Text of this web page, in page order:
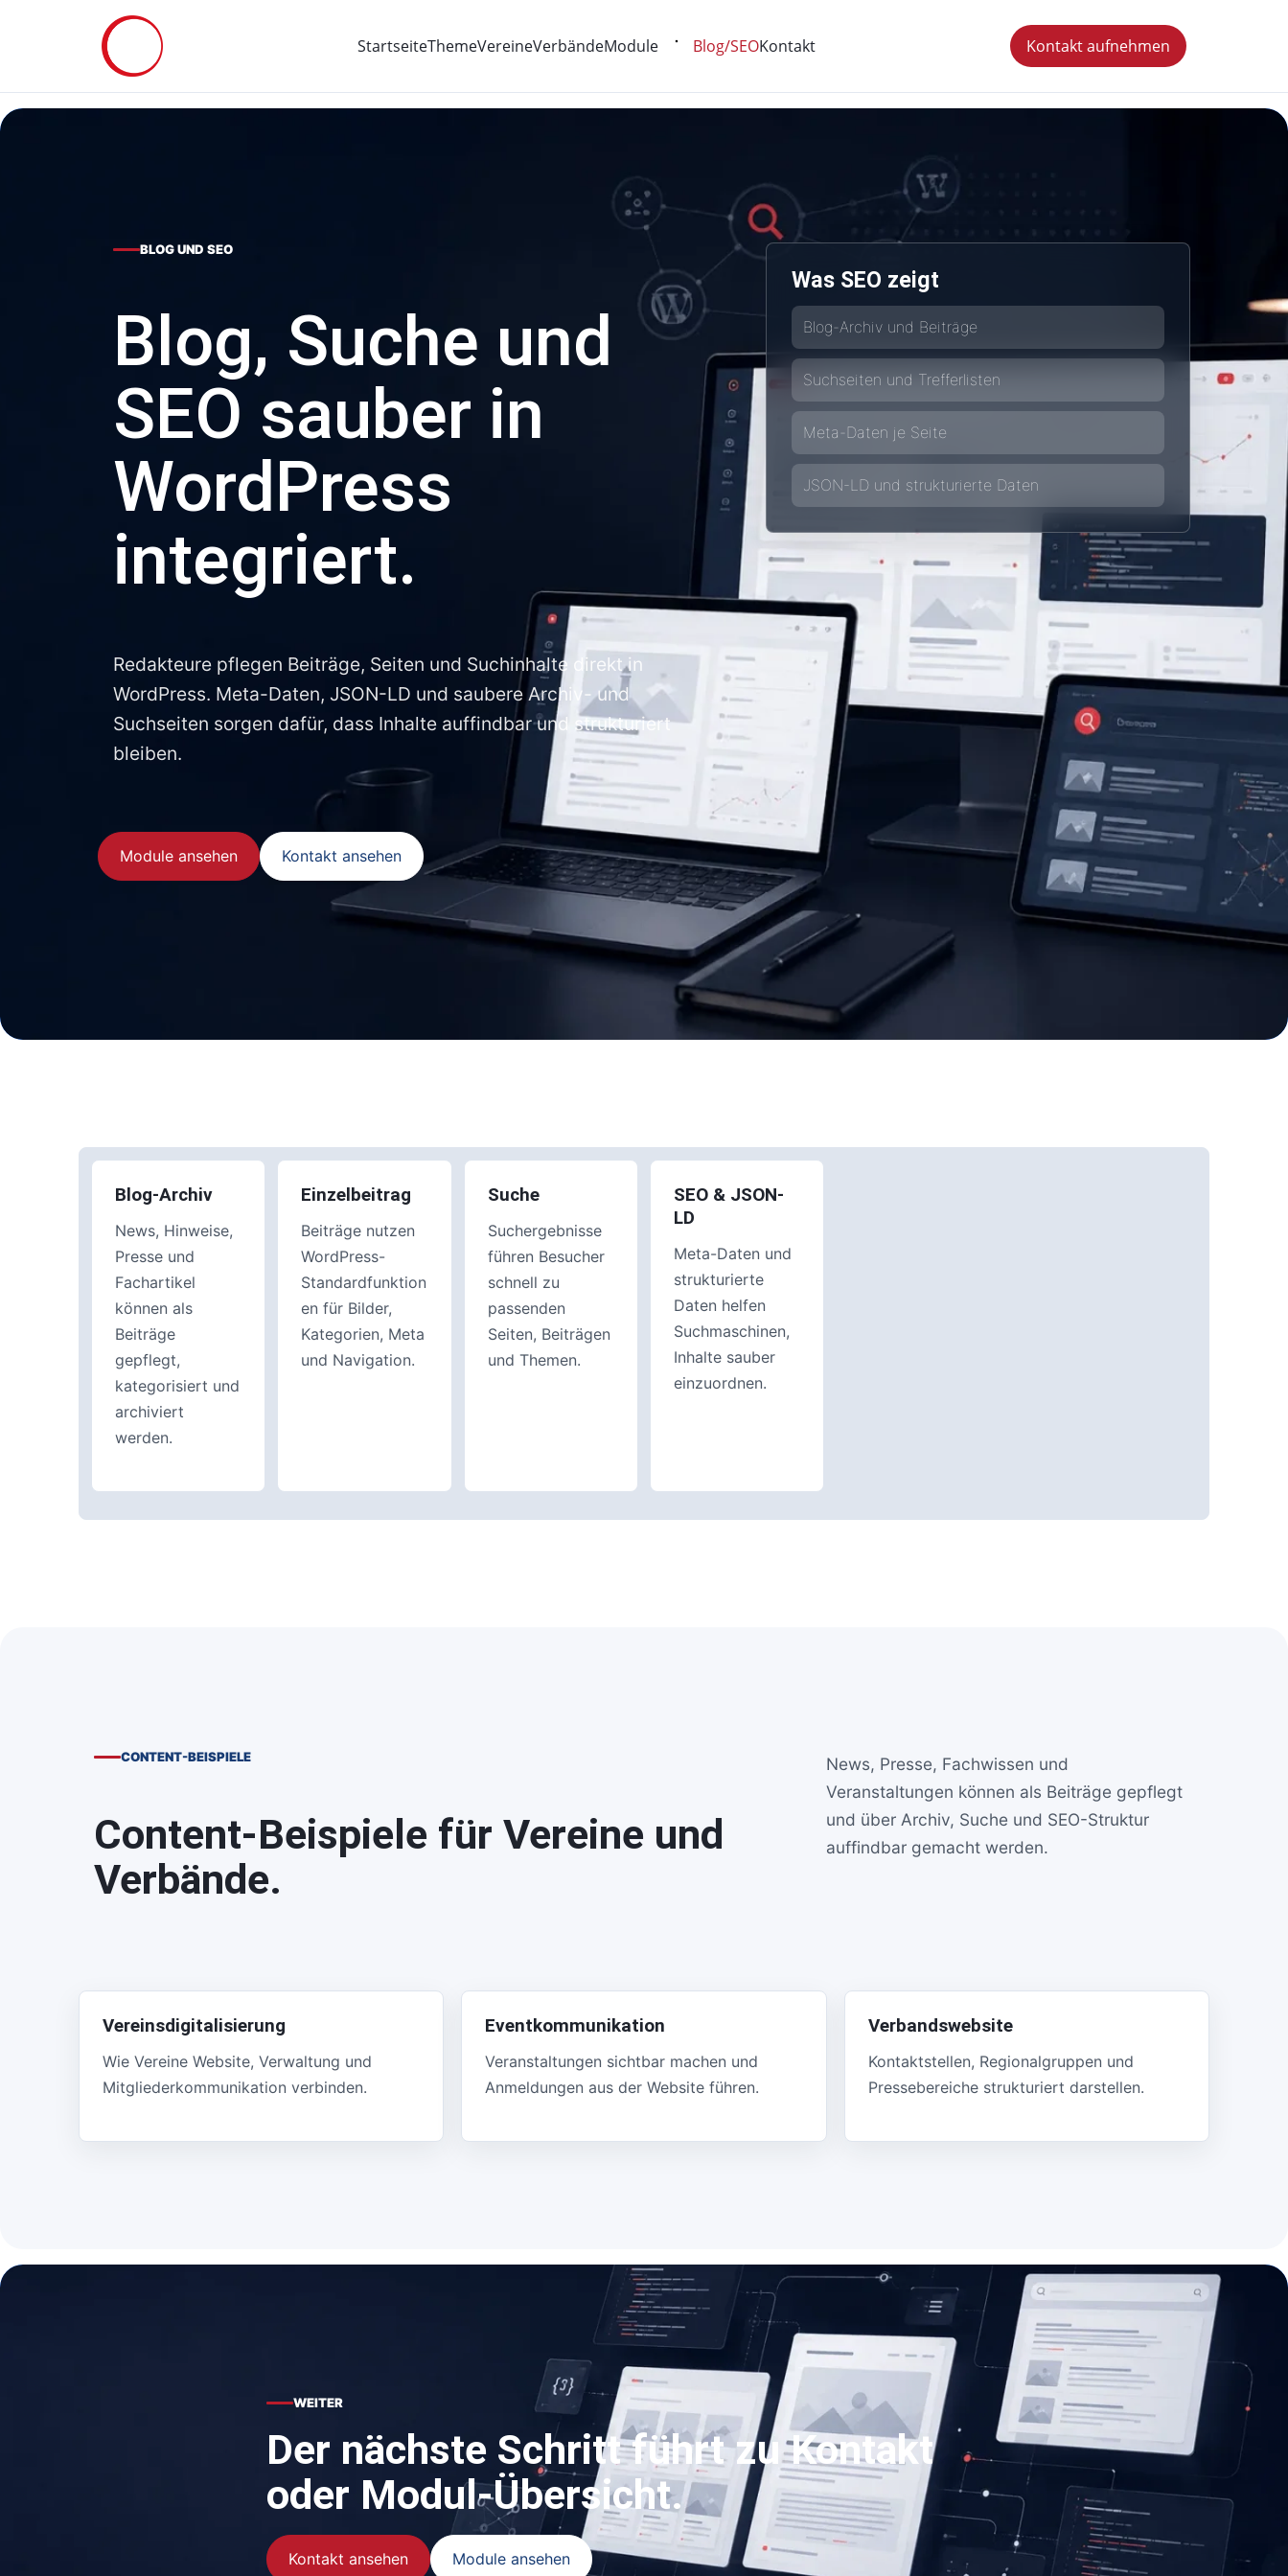
StartseiteThemeVereineVerbändeModule Blog/SEOKontakt Kontakt aufnehmen
BLOG UND SEO
Blog, Suche und
SEO sauber in
WordPress
integriert.
Redakteure pflegen Beiträge, Seiten und Suchinhalte direkt in
WordPress. Meta-Daten, JSON-LD und saubere Archiv- und
Suchseiten sorgen dafür, dass Inhalte auffindbar und strukturiert
bleiben.
Module ansehen Kontakt ansehen
Was SEO zeigt
Blog-Archiv und Beiträge
Suchseiten und Trefferlisten
Meta-Daten je Seite
JSON-LD und strukturierte Daten
Blog-Archiv
News, Hinweise,
Presse und
Fachartikel
können als
Beiträge
gepflegt,
kategorisiert und
archiviert
werden.
Einzelbeitrag
Beiträge nutzen
WordPress-
Standardfunktion
en für Bilder,
Kategorien, Meta
und Navigation.
Suche
Suchergebnisse
führen Besucher
schnell zu
passenden
Seiten, Beiträgen
und Themen.
SEO & JSON-
LD
Meta-Daten und
strukturierte
Daten helfen
Suchmaschinen,
Inhalte sauber
einzuordnen.
CONTENT-BEISPIELE
Content-Beispiele für Vereine und
Verbände.
News, Presse, Fachwissen und
Veranstaltungen können als Beiträge gepflegt
und über Archiv, Suche und SEO-Struktur
auffindbar gemacht werden.
Vereinsdigitalisierung
Wie Vereine Website, Verwaltung und
Mitgliederkommunikation verbinden.
Eventkommunikation
Veranstaltungen sichtbar machen und
Anmeldungen aus der Website führen.
Verbandswebsite
Kontaktstellen, Regionalgruppen und
Pressebereiche strukturiert darstellen.
WEITER
Der nächste Schritt führt zu Kontakt
oder Modul-Übersicht.
Kontakt ansehen Module ansehen